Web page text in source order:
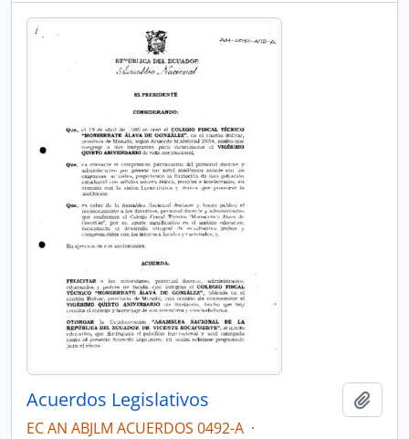
Acuerdos Legislativos
EC AN ABJLM ACUERDOS 0492-A ·